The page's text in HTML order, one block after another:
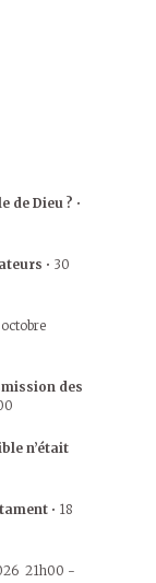
de Dieu ? •
• 30
des
n’était
• 18
21h00 -